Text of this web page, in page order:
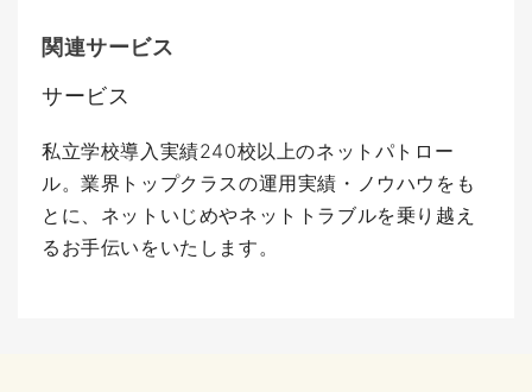
関連サービス
サービス
私立学校導入実績240校以上のネットパトロー
ル。業界トップクラスの運用実績・ノウハウをも
とに、ネットいじめやネットトラブルを乗り越え
るお手伝いをいたします。